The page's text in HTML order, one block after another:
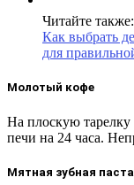
Читайте также:
Как выбрать
для
Молотый кофе
На плоскую тарелку
печи на 24 часа.
Мятная зубная паста